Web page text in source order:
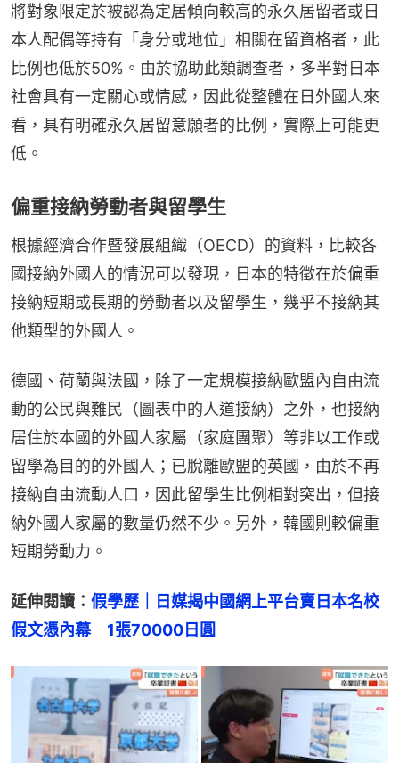
將對象限定於被認為定居傾向較高的永久居留者或日
本人配偶等持有「身分或地位」相關在留資格者，此
比例也低於50%。由於協助此類調查者，多半對日本
社會具有一定關心或情感，因此從整體在日外國人來
看，具有明確永久居留意願者的比例，實際上可能更
低。
偏重接納勞動者與留學生
根據經濟合作暨發展組織（OECD）的資料，比較各
國接納外國人的情況可以發現，日本的特徵在於偏重
接納短期或長期的勞動者以及留學生，幾乎不接納其
他類型的外國人。
德國、荷蘭與法國，除了一定規模接納歐盟內自由流
動的公民與難民（圖表中的人道接納）之外，也接納
居住於本國的外國人家屬（家庭團聚）等非以工作或
留學為目的的外國人；已脫離歐盟的英國，由於不再
接納自由流動人口，因此留學生比例相對突出，但接
納外國人家屬的數量仍然不少。另外，韓國則較偏重
短期勞動力。
延伸閱讀： 假學歷｜日媒揭中國網上平台賣日本名校
假文憑內幕　1張70000日圓